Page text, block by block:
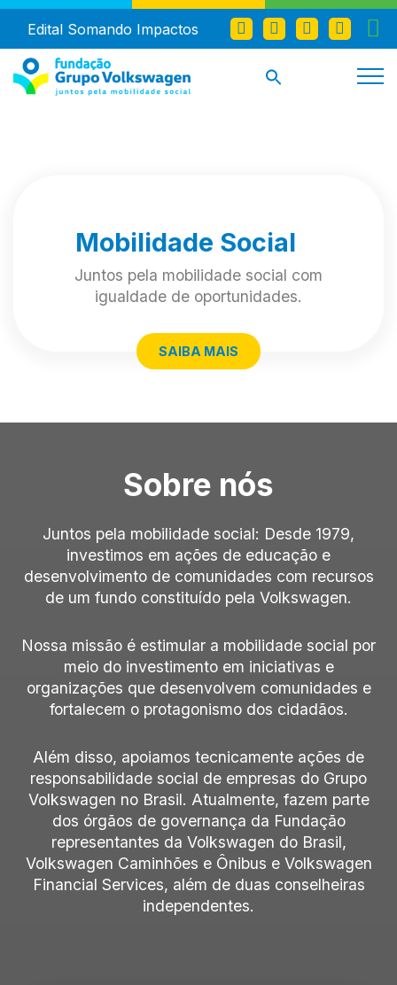
Edital Somando Impactos
Mobilidade Social
Juntos pela mobilidade social com
igualdade de oportunidades.
SAIBA MAIS
Sobre nós
Juntos pela mobilidade social: Desde 1979,
investimos em ações de educação e
desenvolvimento de comunidades com recursos
de um fundo constituído pela Volkswagen.
Nossa missão é estimular a mobilidade social por
meio do investimento em iniciativas e
organizações que desenvolvem comunidades e
fortalecem o protagonismo dos cidadãos.
Além disso, apoiamos tecnicamente ações de
responsabilidade social de empresas do Grupo
Volkswagen no Brasil. Atualmente, fazem parte
dos órgãos de governança da Fundação
representantes da Volkswagen do Brasil,
Volkswagen Caminhões e Ônibus e Volkswagen
Financial Services, além de duas conselheiras
independentes.